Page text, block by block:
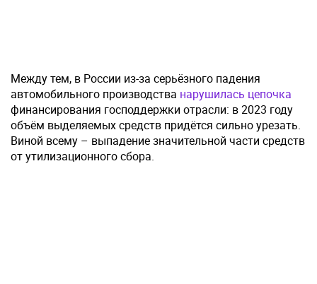
Между тем, в России из-за серьёзного падения
автомобильного производства нарушилась цепочка
финансирования господдержки отрасли: в 2023 году
объём выделяемых средств придётся сильно урезать.
Виной всему – выпадение значительной части средств
от утилизационного сбора.